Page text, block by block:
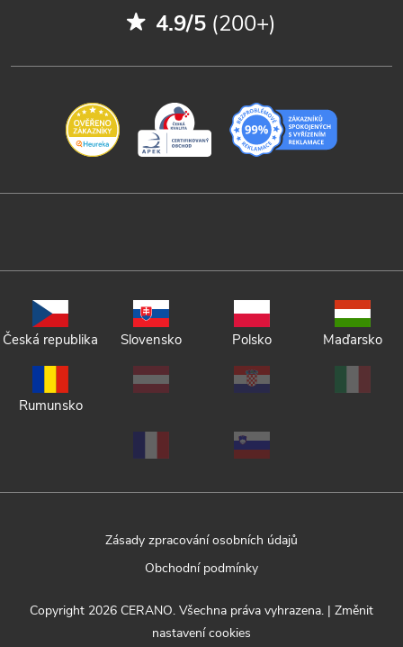
4.9/5 (200+)
Česká republika Slovensko Polsko Maďarsko
Rumunsko
Zásady zpracování osobních údajů
Obchodní podmínky
Copyright 2026 CERANO. Všechna práva vyhrazena. | Změnit
nastavení cookies